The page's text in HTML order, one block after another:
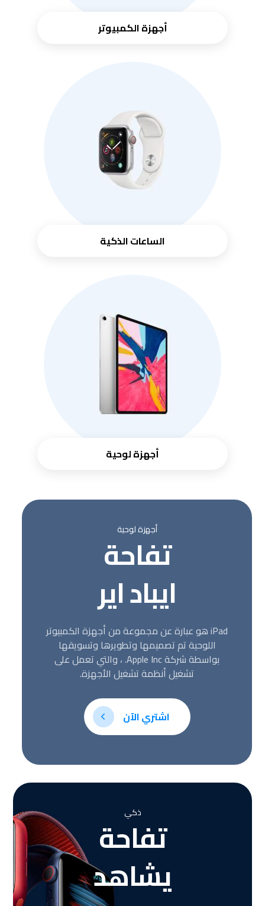
أجهزة الكمبيوتر
الساعات الذكية
أجهزة لوحية
أجهزة لوحية
تفاحة
ايباد اير
iPad هو عبارة عن مجموعة من أجهزة الكمبيوتر
اللوحية تم تصميمها وتطويرها وتسويقها
بواسطة شركة Apple Inc. ، والتي تعمل على
تشغيل أنظمة تشغيل الأجهزة.
اشتري الآن
ذكي
تفاحة
يشاهد